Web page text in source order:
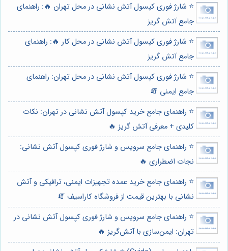
⭐️ شارژ فوری کپسول آتش نشانی در محل تهران 🔥: راهنمای
جامع آتش گریز
⭐️ شارژ فوری کپسول آتش نشانی در محل کار 🔥: راهنمای
جامع آتش گریز
⭐️ شارژ فوری کپسول آتش نشانی در محل تهران: راهنمای
جامع ایمنی 🧯
⭐️ راهنمای جامع خرید کپسول آتش نشانی در تهران: نکات
کلیدی + معرفی آتش گریز 🔥
⭐️ راهنمای جامع سرویس و شارژ فوری کپسول آتش نشانی:
نجات اضطراری 🔥
⭐️ راهنمای جامع خرید عمده تجهیزات ایمنی، ترافیکی و آتش
نشانی با بهترین قیمت از فروشگاه کاراسیف 🧯
⭐️ راهنمای جامع سرویس و شارژ فوری کپسول آتش نشانی در
تهران: ایمن‌سازی با آتش‌گریز 🔥